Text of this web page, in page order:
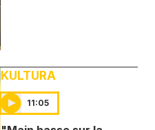
KULTURA
11:05